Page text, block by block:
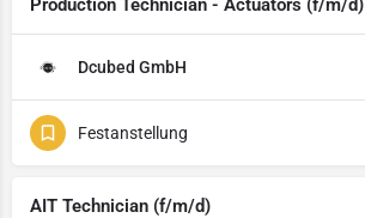
Production Technician - Actuators (f/m/d)
Dcubed GmbH
Festanstellung
AIT Technician (f/m/d)